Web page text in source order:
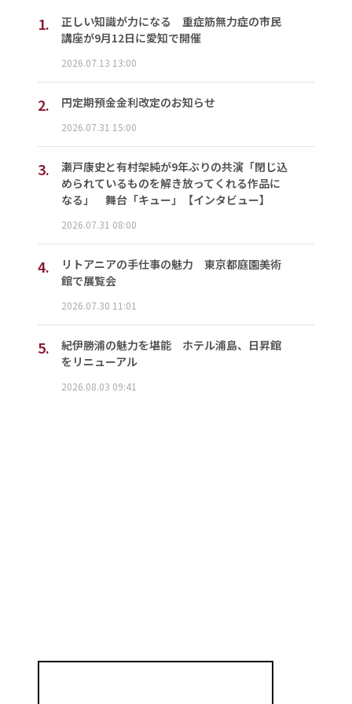
1.
正しい知識が力になる 重症筋無力症の市民
講座が9月12日に愛知で開催
2026.07.13 13:00
2. 円定期預金金利改定のお知らせ
2026.07.31 15:00
3.
瀬戸康史と有村架純が9年ぶりの共演「閉じ込
められているものを解き放ってくれる作品に
なる」 舞台「キュー」【インタビュー】
2026.07.31 08:00
4.
リトアニアの手仕事の魅力 東京都庭園美術
館で展覧会
2026.07.30 11:01
5.
紀伊勝浦の魅力を堪能 ホテル浦島、日昇館
をリニューアル
2026.08.03 09:41